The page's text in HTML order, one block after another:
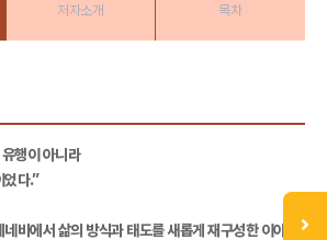
저자소개 목차
행이 아니라
었다.”
바에서 삶의 방식과 태도를 새롭게 재구성한 이야기